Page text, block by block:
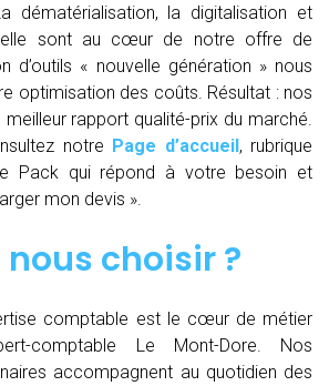
dématérialisation, la digitalisation et
sont au cœur de notre offre de
d’outils « nouvelle génération » nous
optimisation des coûts. Résultat : nos
rapport qualité-prix du marché.
notre Page d’accueil, rubrique
Pack qui répond à votre besoin et
mon devis ».
choisir ?
comptable est le cœur de métier
comptable Le Mont-Dore. Nos
accompagnent au quotidien des